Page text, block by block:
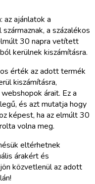
az ajánlatok a
a százalékos
30 napra vetített
kerülnek kiszámításra.
érték az adott termék
kiszámításra,
árait. Ez a
és azt mutatja hogy
képest, ha az elmúlt 30
volna meg.
eltérhetnek
árakért és
közvetlenül az adott